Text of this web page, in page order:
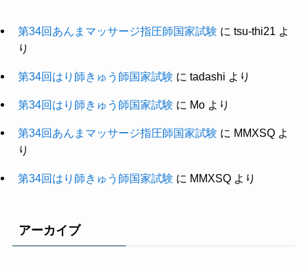
第34回あんまマッサージ指圧師国家試験 に tsu-thi21 よ
り
第34回はり師きゅう師国家試験 に tadashi より
第34回はり師きゅう師国家試験 に Moより
第34回あんまマッサージ指圧師国家試験 に MMXSQよ
り
第34回はり師きゅう師国家試験 に MMXSQより
アーカイブ